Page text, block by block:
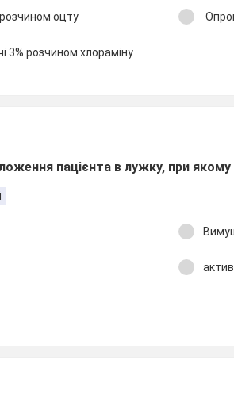
оцту
3% розчином хлораміну
пацієнта в лужку, при